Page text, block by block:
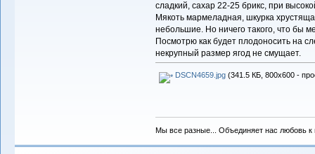
сладкий, сахар 22-25 брикс, при
Мякоть мармеладная, шкурка
небольшие. Но ничего такого, что бы
Посмотрю как будет плодоносить на
некрупный размер ягод не смущает.
DSCN4659.jpg(341.5 КБ, 800x600 -
Мы все разные... Объединяет нас любовь к